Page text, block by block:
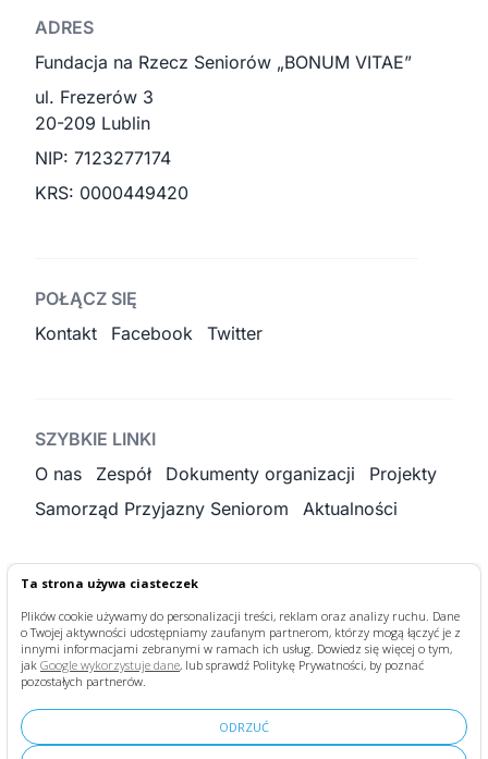
Ta strona używa ciasteczek
Plików cookie używamy do personalizacji treści, reklam oraz analizy ruchu. Dane
o Twojej aktywności udostępniamy zaufanym partnerom, którzy mogą łączyć je z
innymi informacjami zebranymi w ramach ich usług. Dowiedz się więcej o tym,
jak Google wykorzystuje dane, lub sprawdź Politykę Prywatności, by poznać
pozostałych partnerów.
ODRZUĆ
ADRES
Fundacja na Rzecz Seniorów „BONUM VITAE”
ul. Frezerów 3
20-209 Lublin
NIP: 7123277174
KRS: 0000449420
POŁĄCZ SIĘ
Kontakt
Facebook Twitter
SZYBKIE LINKI
O nas
Zespół Dokumenty organizacji
Projekty
Samorząd Przyjazny Seniorom
Aktualności
KONTAKT
fundacja@bonumvitae.org.pl
+48 884 188 966